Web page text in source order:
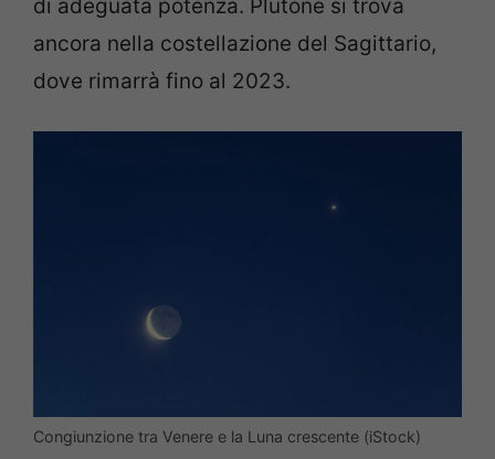
di adeguata potenza. Plutone si trova
ancora nella costellazione del Sagittario,
dove rimarrà fino al 2023.
Congiunzione tra Venere e la Luna crescente (iStock)